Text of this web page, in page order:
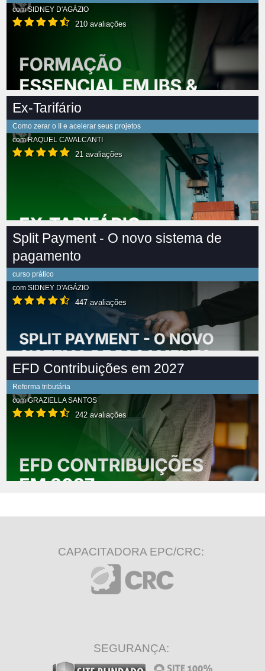
comSIDNEY D'AGÁZIO
210 avaliações
Ex-Tarifário
Como zerar o II e acelerar seus projetos
comRAQUEL CAVALCANTI
21 avaliações
Split Payment - O novo sistema de
pagamento
curso prático
com SIDNEY D'AGÁZIO
447 avaliações
EFD Contribuições em 2027
Reforma tributária
comGRAZIELLA SANTOS
242 avaliações
CAPACITADORA EPC/CRC:
SEGURANÇA: